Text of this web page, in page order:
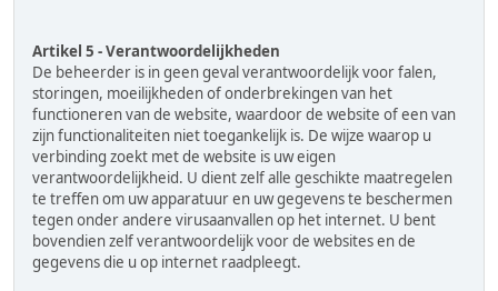
Artikel 5 - Verantwoordelijkheden
De beheerder is in geen geval verantwoordelijk voor falen,
storingen, moeilijkheden of onderbrekingen van het
functioneren van de website, waardoor de website of een van
zijn functionaliteiten niet toegankelijk is. De wijze waarop u
verbinding zoekt met de website is uw eigen
verantwoordelijkheid. U dient zelf alle geschikte maatregelen
te treffen om uw apparatuur en uw gegevens te beschermen
tegen onder andere virusaanvallen op het internet. U bent
bovendien zelf verantwoordelijk voor de websites en de
gegevens die u op internet raadpleegt.